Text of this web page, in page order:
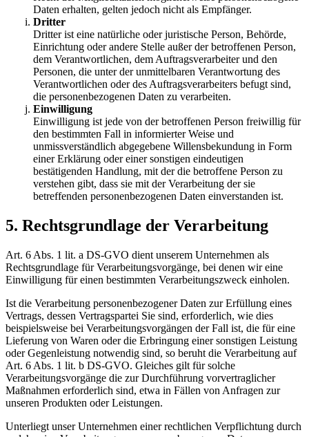
Daten erhalten, gelten jedoch nicht als Empfänger.
Dritter
Dritter ist eine natürliche oder juristische Person, Behörde,
Einrichtung oder andere Stelle außer der betroffenen Person,
dem Verantwortlichen, dem Auftragsverarbeiter und den
Personen, die unter der unmittelbaren Verantwortung des
Verantwortlichen oder des Auftragsverarbeiters befugt sind,
die personenbezogenen Daten zu verarbeiten.
Einwilligung
Einwilligung ist jede von der betroffenen Person freiwillig für
den bestimmten Fall in informierter Weise und
unmissverständlich abgegebene Willensbekundung in Form
einer Erklärung oder einer sonstigen eindeutigen
bestätigenden Handlung, mit der die betroffene Person zu
verstehen gibt, dass sie mit der Verarbeitung der sie
betreffenden personenbezogenen Daten einverstanden ist.
5. Rechtsgrundlage der Verarbeitung
Art. 6 Abs. 1 lit. a DS-GVO dient unserem Unternehmen als
Rechtsgrundlage für Verarbeitungsvorgänge, bei denen wir eine
Einwilligung für einen bestimmten Verarbeitungszweck einholen.
Ist die Verarbeitung personenbezogener Daten zur Erfüllung eines
Vertrags, dessen Vertragspartei Sie sind, erforderlich, wie dies
beispielsweise bei Verarbeitungsvorgängen der Fall ist, die für eine
Lieferung von Waren oder die Erbringung einer sonstigen Leistung
oder Gegenleistung notwendig sind, so beruht die Verarbeitung auf
Art. 6 Abs. 1 lit. b DS-GVO. Gleiches gilt für solche
Verarbeitungsvorgänge die zur Durchführung vorvertraglicher
Maßnahmen erforderlich sind, etwa in Fällen von Anfragen zur
unseren Produkten oder Leistungen.
Unterliegt unser Unternehmen einer rechtlichen Verpflichtung durch